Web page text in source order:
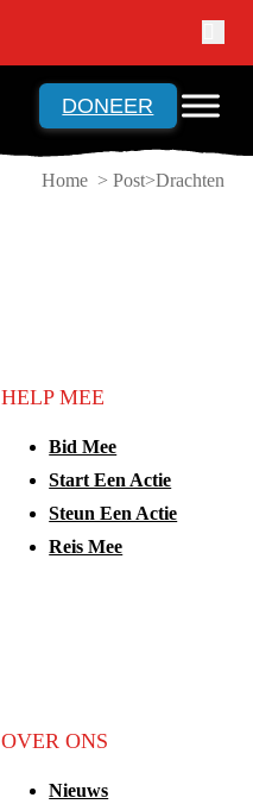
DONEER
Home > Post Drachten
HELP MEE
Bid Mee
Start Een Actie
Steun Een Actie
Reis Mee
OVER ONS
Nieuws